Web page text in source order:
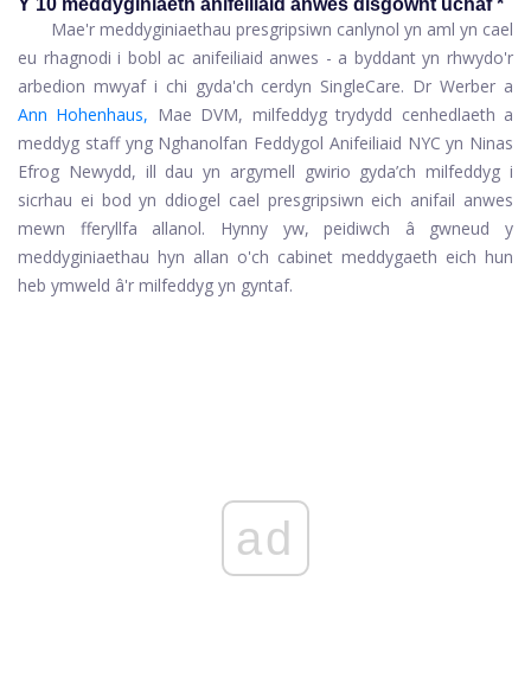
Mae'r meddyginiaethau presgripsiwn canlynol yn aml yn cael
eu rhagnodi i bobl ac anifeiliaid anwes - a byddant yn rhwydo'r
arbedion mwyaf i chi gyda'ch cerdyn SingleCare. Dr Werber a
Ann Hohenhaus, Mae DVM, milfeddyg trydydd cenhedlaeth a
meddyg staff yng Nghanolfan Feddygol Anifeiliaid NYC yn Ninas
Efrog Newydd, ill dau yn argymell gwirio gyda’ch milfeddyg i
sicrhau ei bod yn ddiogel cael presgripsiwn eich anifail anwes
mewn fferyllfa allanol. Hynny yw, peidiwch â gwneud y
meddyginiaethau hyn allan o'ch cabinet meddygaeth eich hun
heb ymweld â'r milfeddyg yn gyntaf.
ad